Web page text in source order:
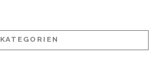
KATEGORIEN